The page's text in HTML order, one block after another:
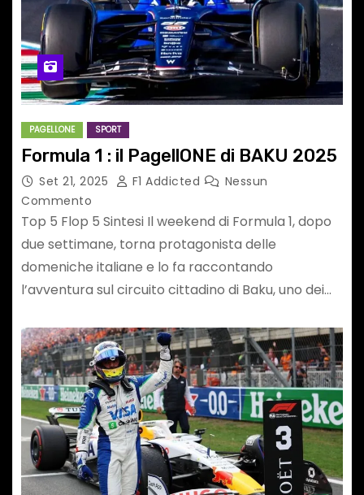
PAGELLONE SPORT
Formula 1 : il PagellONE di BAKU 2025
Set 21, 2025 F1 Addicted
Nessun
Commento
Top 5 Flop 5 Sintesi Il weekend di Formula 1, dopo
due settimane, torna protagonista delle
domeniche italiane e lo fa raccontando
l’avventura sul circuito cittadino di Baku, uno dei…